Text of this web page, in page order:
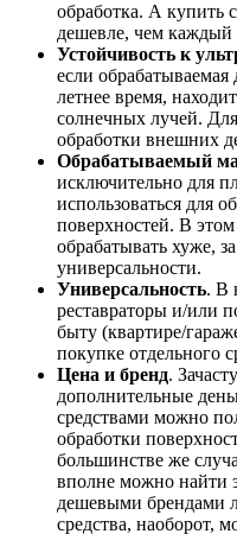
обработка. А купить
дешевле, чем каждый
Устойчивость к
если обрабатываемая
летнее время,
солнечных лучей.
обработки внешних
Обрабатываемый
исключительно для
использоваться для
поверхностей. В
обрабатывать хуже,
универсальности.
Универсальность. В
реставраторы и/или
быту (квартире/
покупке отдельного
Цена и бренд.
дополнительные
средствами можно
обработки
большинстве же
вполне можно найти
дешевыми брендами
средства, наоборот,